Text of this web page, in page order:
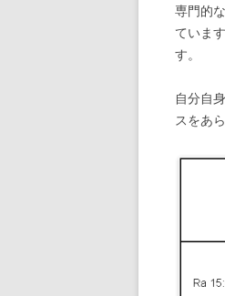
専門的
ていま
す。
自分自
スをあ